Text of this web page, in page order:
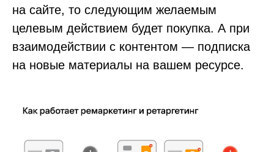
на сайте, то следующим желаемым
целевым действием будет покупка. А при
взаимодействии с контентом — подписка
на новые материалы на вашем ресурсе.